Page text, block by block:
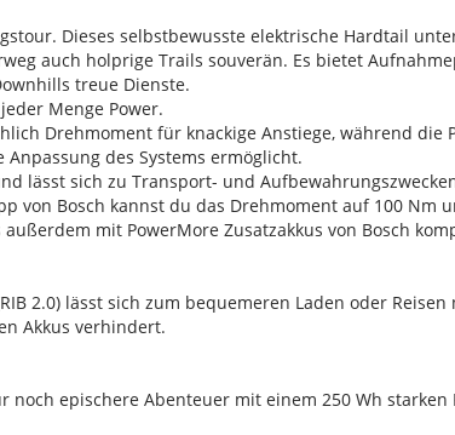
Dieses selbstbewusste elektrische Hardtail
auch holprige Trails souverän. Es bietet
treue Dienste.
Menge Power.
Drehmoment für knackige Anstiege, während die
des Systems ermöglicht.
lässt sich zu Transport- und
von Bosch kannst du das Drehmoment auf 100 Nm
mit PowerMore Zusatzakkus von Bosch
2.0) lässt sich zum bequemeren Laden oder
Akkus verhindert.
epischere Abenteuer mit einem 250 Wh starken